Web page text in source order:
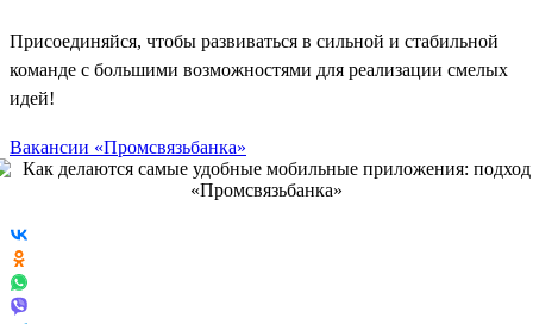
Присоединяйся, чтобы развиваться в сильной и стабильной
команде с большими возможностями для реализации смелых
идей!
Вакансии «Промсвязьбанка»